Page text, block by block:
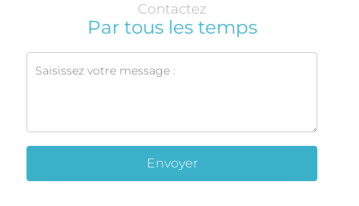
Contactez
Par tous les temps
Envoyer